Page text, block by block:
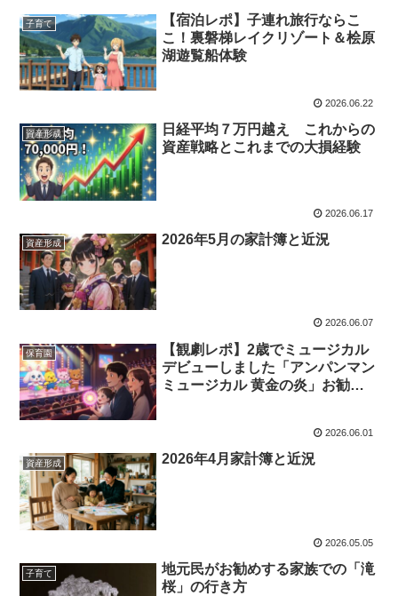
子育て
【宿泊レポ】子連れ旅行ならこ
こ！裏磐梯レイクリゾート＆桧原
湖遊覧船体験
2026.06.22
資産形成
日経平均７万円越え これからの
資産戦略とこれまでの大損経験
2026.06.17
資産形成 2026年5月の家計簿と近況
2026.06.07
保育園
【観劇レポ】2歳でミュージカル
デビューしました「アンパンマン
ミュージカル 黄金の炎」お勧め
2026.06.01
資産形成 2026年4月家計簿と近況
2026.05.05
子育て
地元民がお勧めする家族での「滝
桜」の行き方